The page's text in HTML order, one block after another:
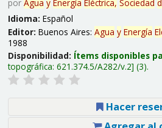
por Agua y Energía Eléctrica, Sociedad
Idioma: Español
Editor: Buenos Aires: Agua y Energía
1988
Disponibilidad: Ítems disponibles
topográfica: 621.374.5/A282/v.2 (3).
Hacer